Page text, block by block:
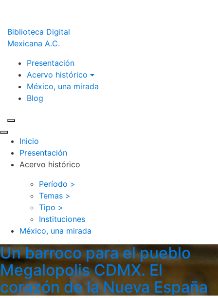
Biblioteca Digital
Mexicana A.C.
Presentación
Acervo histórico
México, una mirada
Blog
Inicio
Presentación
Acervo histórico
Período >
Temas >
Tipo >
Instituciones
México, una mirada
Un barroco para el pueblo
Megalopolis CDMX. El
corazón de la Nueva España